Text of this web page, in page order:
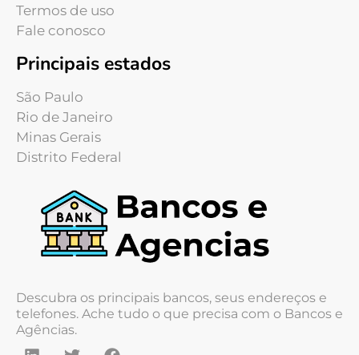
Termos de uso
Fale conosco
Principais estados
São Paulo
Rio de Janeiro
Minas Gerais
Distrito Federal
Descubra os principais bancos, seus endereços e
telefones. Ache tudo o que precisa com o Bancos e
Agências.